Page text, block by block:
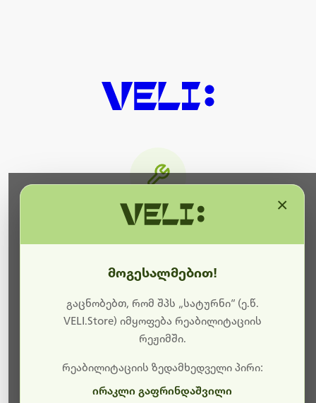
ბოდიშს გიხდით შეფერხებისთვის. ამჟამად
მიმდინარეობს საიტის განახლება და ტექნიკური
სამუშაოები.
მალე ისევ ხელმისაწვდომი იქნება. გმადლობთ
მოგესალმებით!
გაცნობებთ, რომ შპს „სატურნი“ (ე.წ.
VELI.Store) იმყოფება რეაბილიტაციის
რეჟიმში.
რეაბილიტაციის ზედამხედველი პირი:
ირაკლი გაფრინდაშვილი
×